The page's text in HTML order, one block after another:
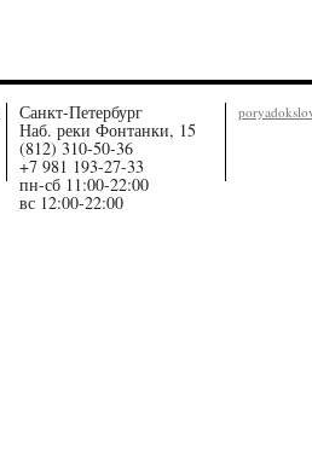
Санкт-Петербург
Наб. реки Фонтанки, 15
(812) 310-50-36
+7 981 193-27-33
пн-сб 11:00-22:00
вс 12:00-22:00